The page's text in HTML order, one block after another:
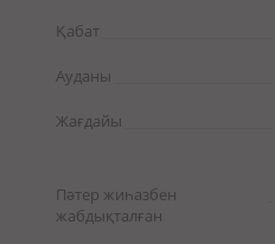
Қабат
Ауданы
Жағдайы
Пәтер жиһазбен
жабдықталған